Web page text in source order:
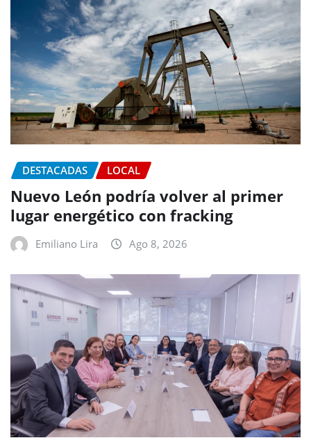
DESTACADAS LOCAL
Nuevo León podría volver al primer
lugar energético con fracking
Emiliano Lira Ago 8, 2026